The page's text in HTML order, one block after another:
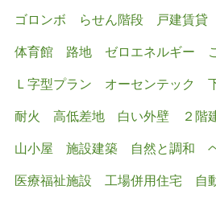
ゴロンボ
らせん階段 戸建賃貸
体育館
路地 ゼロエネルギー
Ｌ字型プラン
オーセンテック
耐火
高低差地 白い外壁 ２階
山小屋
施設建築 自然と調和
医療福祉施設
工場併用住宅
自